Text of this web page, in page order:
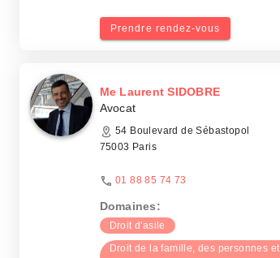
Prendre rendez-vous
Me Laurent SIDOBRE
Avocat
54 Boulevard de Sébastopol
75003 Paris
01 88 85 74 73
Domaines:
Droit d'asile
Droit de la famille, des personnes et